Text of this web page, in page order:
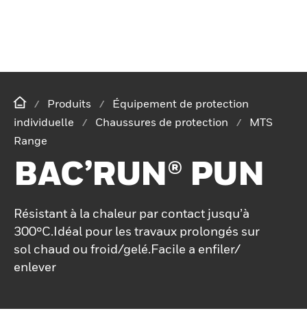
Produits
Équipement de protection
individuelle
Chaussures de protection
MTS
Range
BAC’RUN® PUN
Résistant à la chaleur par contact jusqu’à
300°C.Idéal pour les travaux prolongés sur
sol chaud ou froid/gelé.Facile a enfiler/
enlever